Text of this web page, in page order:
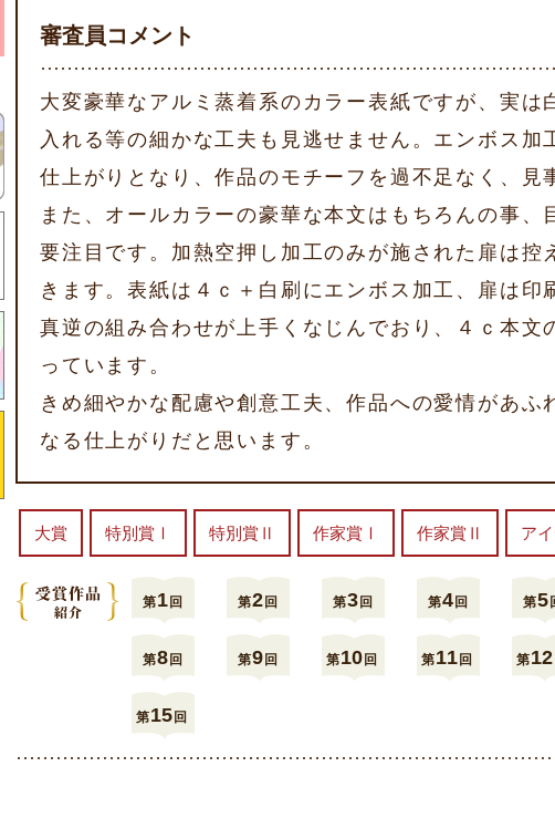
審査員コメント
大変豪華なアルミ蒸着系のカラー表紙ですが、実は
入れる等の細かな工夫も見逃せません。エンボス加
仕上がりとなり、作品のモチーフを過不足なく、見
また、オールカラーの豪華な本文はもちろんの事、
要注目です。加熱空押し加工のみが施された扉は控
きます。表紙は４ｃ＋白刷にエンボス加工、扉は印
真逆の組み合わせが上手くなじんでおり、４ｃ本文
っています。
きめ細やかな配慮や創意工夫、作品への愛情があふ
なる仕上がりだと思います。
大賞 特別賞Ⅰ 特別賞Ⅱ 作家賞Ⅰ 作家賞Ⅱ ア
第1 回 第2 回 第3 回 第4 回 第5
第8 回 第9 回 第10 回 第11 回 第12
第15 回